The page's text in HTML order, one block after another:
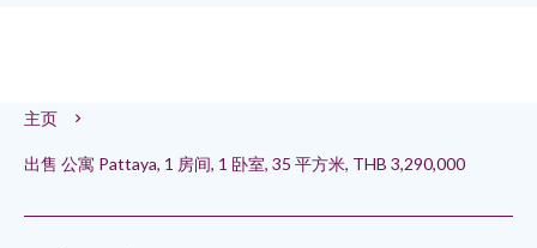
主页
出售 公寓 Pattaya, 1 房间, 1 卧室, 35 平方米, THB 3,290,000